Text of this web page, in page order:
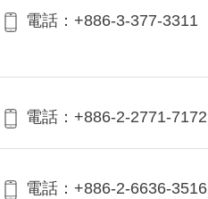
電話：+886-3-377-3311
電話：+886-2-2771-7172
電話：+886-2-6636-3516